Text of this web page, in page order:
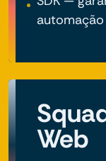
Web